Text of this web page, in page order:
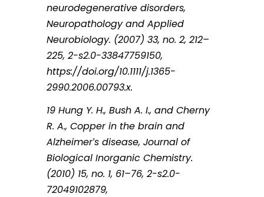
neurodegenerative disorders,
Neuropathology and Applied
Neurobiology. (2007) 33, no. 2, 212–
225, 2-s2.0-33847759150,
https://doi.org/10.1111/j.1365-
2990.2006.00793.x.
19 Hung Y. H., Bush A. I., and Cherny
R. A., Copper in the brain and
Alzheimer′s disease, Journal of
Biological Inorganic Chemistry.
(2010) 15, no. 1, 61–76, 2-s2.0-
72049102879,